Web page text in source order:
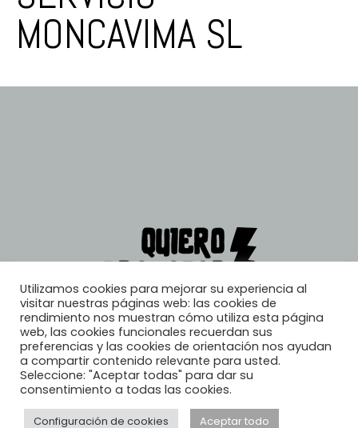
MONCAVIMA SL
© 2026, Quiero Trabajar
Utilizamos cookies para mejorar su experiencia al
visitar nuestras páginas web: las cookies de
rendimiento nos muestran cómo utiliza esta página
web, las cookies funcionales recuerdan sus
preferencias y las cookies de orientación nos ayudan
a compartir contenido relevante para usted.
Seleccione: "Aceptar todas" para dar su
consentimiento a todas las cookies.
Configuración de cookies Aceptar todo